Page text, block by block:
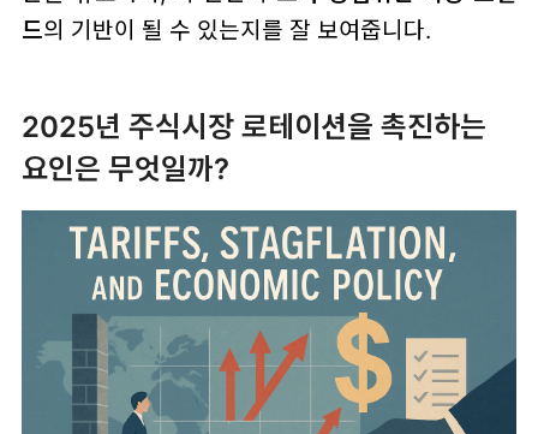
드의 기반이 될 수 있는지를 잘 보여줍니다.
2025년 주식시장 로테이션을 촉진하는
요인은 무엇일까?